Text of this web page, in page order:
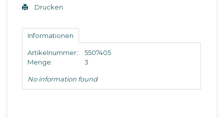
Drucken
Informationen
Artikelnummer::
5507405
Menge:
3
No information found